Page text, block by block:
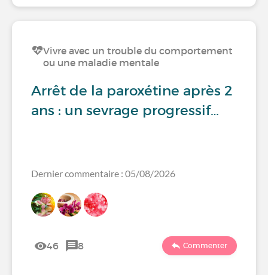
Vivre avec un trouble du comportement
ou une maladie mentale
Arrêt de la paroxétine après 2
ans : un sevrage progressif…
Dernier commentaire : 05/08/2026
46 8 Commenter